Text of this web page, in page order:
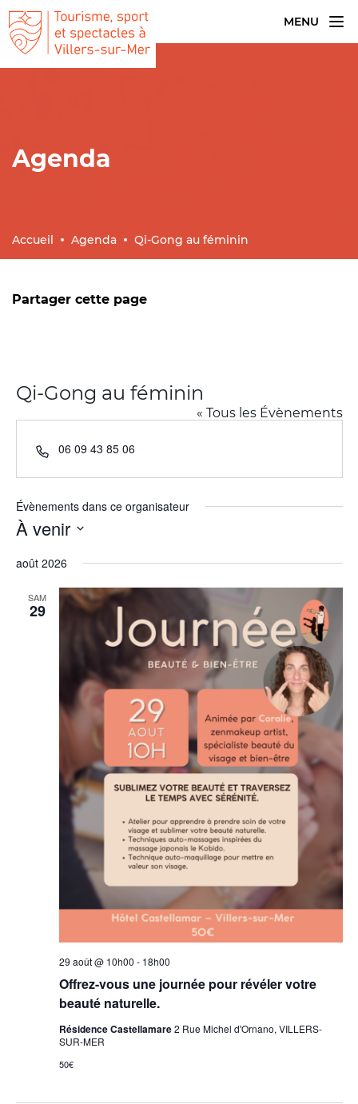
MENU
Accueil Agenda Qi-Gong au féminin
Agenda
Partager cette page
Qi-Gong au féminin
« Tous les Évènements
Téléphone
06 09 43 85 06
Évènements dans ce organisateur
À venir
une
date.
août 2026
SAM
29
Offrez-vous une journée pour révéler votre
beauté naturelle.
29 août @ 10h00 - 18h00
Résidence Castellamare2 Rue Michel d'Ornano, VILLERS-
SUR-MER
50€